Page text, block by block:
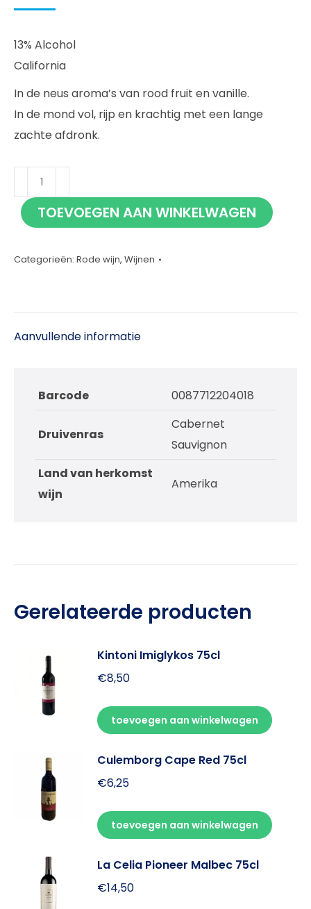
13% Alcohol
California
In de neus aroma’s van rood fruit en vanille.
In de mond vol, rijp en krachtig met een lange
zachte afdronk.
Panamera
Cabernet
Sauvignon
aantal
TOEVOEGEN AAN WINKELWAGEN
Categorieën: Rode wijn, Wijnen
Aanvullende informatie
Barcode 0087712204018
Druivenras
Cabernet
Sauvignon
Land van herkomst
wijn
Amerika
Gerelateerde producten
Kintoni Imiglykos 75cl
€8,50
toevoegen aan winkelwagen
Culemborg Cape Red 75cl
€6,25
toevoegen aan winkelwagen
La Celia Pioneer Malbec 75cl
€14,50